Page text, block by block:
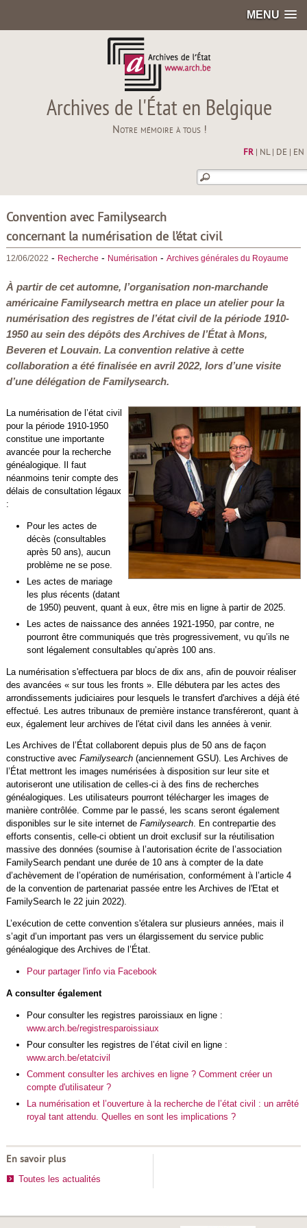
MENU
Archives de l'État en Belgique
Notre mémoire à tous !
FR| NL| DE EN
Convention avec Familysearch
concernant la numérisation de l’état civil
12/06/2022 - Recherche - Numérisation - Archives générales du Royaume
À partir de cet automne, l’organisation non-marchande
américaine Familysearchmettra en place un atelier pour la
numérisation des registres de l’état civil de la période 1910-
1950 au sein des dépôts des Archives de l’État à Mons,
Beveren et Louvain. La convention relative à cette
collaboration a été finalisée en avril 2022, lors d’une visite
d’une délégation de Familysearch.
La numérisation de l’état civil
pour la période 1910-1950
constitue une importante
avancée pour la recherche
généalogique. Il faut
néanmoins tenir compte des
délais de consultation légaux
:
Pour les actes de
décès (consultables
après 50 ans), aucun
problème ne se pose.
Les actes de mariage
les plus récents (datant
de 1950) peuvent, quant à eux, être mis en ligne à partir de 2025.
Les actes de naissance des années 1921-1950, par contre, ne
pourront être communiqués que très progressivement, vu qu’ils ne
sont légalement consultables qu’après 100 ans.
La numérisation s'effectuera par blocs de dix ans, afin de pouvoir réaliser
des avancées « sur tous les fronts ». Elle débutera par les actes des
arrondissements judiciaires pour lesquels le transfert d'archives a déjà été
effectué. Les autres tribunaux de première instance transféreront, quant à
eux, également leur archives de l'état civil dans les années à venir.
Les Archives de l’État collaborent depuis plus de 50 ans de façon
constructive avec Familysearch(anciennement GSU). Les Archives de
l’État mettront les images numérisées à disposition sur leur site et
autoriseront une utilisation de celles-ci à des fins de recherches
généalogiques. Les utilisateurs pourront télécharger les images de
manière contrôlée. Comme par le passé, les scans seront également
disponibles sur le site internet de Familysearch. En contrepartie des
efforts consentis, celle-ci obtient un droit exclusif sur la réutilisation
massive des données (soumise à l’autorisation écrite de l’association
FamilySearch pendant une durée de 10 ans à compter de la date
d’achèvement de l’opération de numérisation, conformément à l’article 4
de la convention de partenariat passée entre les Archives de l'Etat et
FamilySearch le 22 juin 2022).
L’exécution de cette convention s'étalera sur plusieurs années, mais il
s’agit d’un important pas vers un élargissement du service public
généalogique des Archives de l’État.
Pour partager l'info via Facebook
A consulter également
Pour consulter les registres paroissiaux en ligne :
www.arch.be/registresparoissiaux
Pour consulter les registres de l’état civil en ligne :
www.arch.be/etatcivil
Comment consulter les archives en ligne ? Comment créer un
compte d'utilisateur ?
La numérisation et l’ouverture à la recherche de l’état civil : un arrêté
royal tant attendu. Quelles en sont les implications ?
En savoir plus
Toutes les actualités